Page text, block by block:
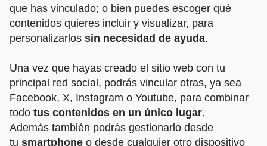
que has vinculado; o bien puedes escoger qué
contenidos quieres incluir y visualizar, para
personalizarlos sin necesidad de ayuda.
Una vez que hayas creado el sitio web con tu
principal red social, podrás vincular otras, ya sea
Facebook, X, Instagram o Youtube, para combinar
todo tus contenidos en un único lugar.
Además también podrás gestionarlo desde
tu smartphone o desde cualquier otro dispositivo